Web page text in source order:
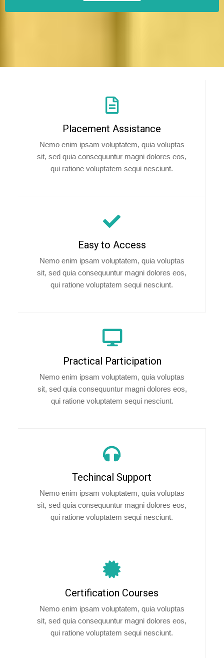
Placement Assistance
Nemo enim ipsam voluptatem, quia voluptas
sit, sed quia consequuntur magni dolores eos,
qui ratione voluptatem sequi nesciunt.
Easy to Access
Nemo enim ipsam voluptatem, quia voluptas
sit, sed quia consequuntur magni dolores eos,
qui ratione voluptatem sequi nesciunt.
Practical Participation
Nemo enim ipsam voluptatem, quia voluptas
sit, sed quia consequuntur magni dolores eos,
qui ratione voluptatem sequi nesciunt.
Techincal Support
Nemo enim ipsam voluptatem, quia voluptas
sit, sed quia consequuntur magni dolores eos,
qui ratione voluptatem sequi nesciunt.
Certification Courses
Nemo enim ipsam voluptatem, quia voluptas
sit, sed quia consequuntur magni dolores eos,
qui ratione voluptatem sequi nesciunt.